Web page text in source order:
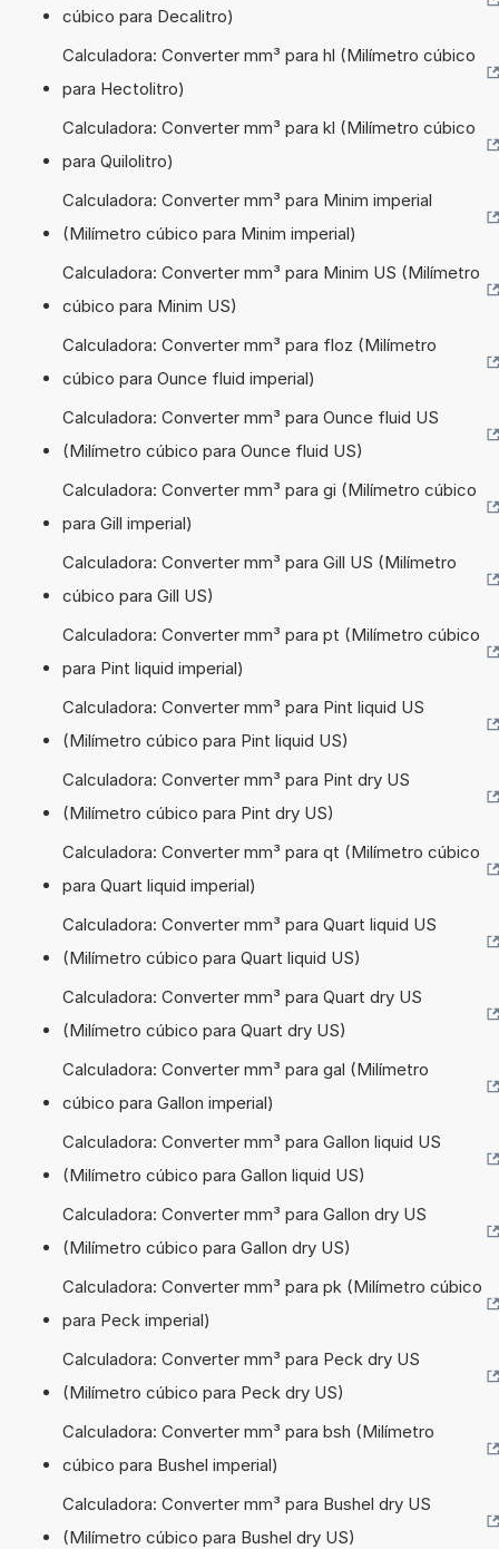
cúbico para Decalitro)
Calculadora: Converter mm³ para hl (Milímetro cúbico
para Hectolitro)
Calculadora: Converter mm³ para kl (Milímetro cúbico
para Quilolitro)
Calculadora: Converter mm³ para Minim imperial
(Milímetro cúbico para Minim imperial)
Calculadora: Converter mm³ para Minim US (Milímetro
cúbico para Minim US)
Calculadora: Converter mm³ para floz (Milímetro
cúbico para Ounce fluid imperial)
Calculadora: Converter mm³ para Ounce fluid US
(Milímetro cúbico para Ounce fluid US)
Calculadora: Converter mm³ para gi (Milímetro cúbico
para Gill imperial)
Calculadora: Converter mm³ para Gill US (Milímetro
cúbico para Gill US)
Calculadora: Converter mm³ para pt (Milímetro cúbico
para Pint liquid imperial)
Calculadora: Converter mm³ para Pint liquid US
(Milímetro cúbico para Pint liquid US)
Calculadora: Converter mm³ para Pint dry US
(Milímetro cúbico para Pint dry US)
Calculadora: Converter mm³ para qt (Milímetro cúbico
para Quart liquid imperial)
Calculadora: Converter mm³ para Quart liquid US
(Milímetro cúbico para Quart liquid US)
Calculadora: Converter mm³ para Quart dry US
(Milímetro cúbico para Quart dry US)
Calculadora: Converter mm³ para gal (Milímetro
cúbico para Gallon imperial)
Calculadora: Converter mm³ para Gallon liquid US
(Milímetro cúbico para Gallon liquid US)
Calculadora: Converter mm³ para Gallon dry US
(Milímetro cúbico para Gallon dry US)
Calculadora: Converter mm³ para pk (Milímetro cúbico
para Peck imperial)
Calculadora: Converter mm³ para Peck dry US
(Milímetro cúbico para Peck dry US)
Calculadora: Converter mm³ para bsh (Milímetro
cúbico para Bushel imperial)
Calculadora: Converter mm³ para Bushel dry US
(Milímetro cúbico para Bushel dry US)